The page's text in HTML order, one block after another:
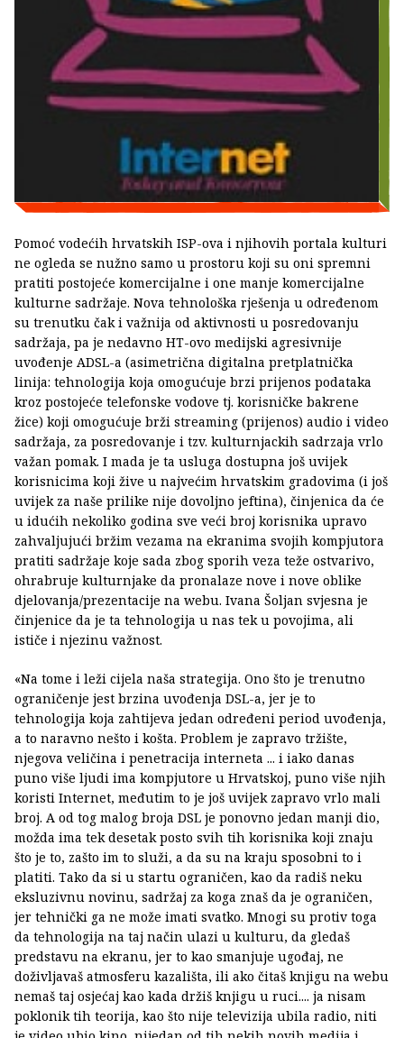
Pomoć vodećih hrvatskih ISP-ova i njihovih portala kulturi
ne ogleda se nužno samo u prostoru koji su oni spremni
pratiti postojeće komercijalne i one manje komercijalne
kulturne sadržaje. Nova tehnološka rješenja u određenom
su trenutku čak i važnija od aktivnosti u posredovanju
sadržaja, pa je nedavno HT-ovo medijski agresivnije
uvođenje ADSL-a (asimetrična digitalna pretplatnička
linija: tehnologija koja omogućuje brzi prijenos podataka
kroz postojeće telefonske vodove tj. korisničke bakrene
žice) koji omogućuje brži streaming (prijenos) audio i video
sadržaja, za posredovanje i tzv. kulturnjackih sadrzaja vrlo
važan pomak. I mada je ta usluga dostupna još uvijek
korisnicima koji žive u najvećim hrvatskim gradovima (i još
uvijek za naše prilike nije dovoljno jeftina), činjenica da će
u idućih nekoliko godina sve veći broj korisnika upravo
zahvaljujući bržim vezama na ekranima svojih kompjutora
pratiti sadržaje koje sada zbog sporih veza teže ostvarivo,
ohrabruje kulturnjake da pronalaze nove i nove oblike
djelovanja/prezentacije na webu. Ivana Šoljan svjesna je
činjenice da je ta tehnologija u nas tek u povojima, ali
ističe i njezinu važnost.
«Na tome i leži cijela naša strategija. Ono što je trenutno
ograničenje jest brzina uvođenja DSL-a, jer je to
tehnologija koja zahtijeva jedan određeni period uvođenja,
a to naravno nešto i košta. Problem je zapravo tržište,
njegova veličina i penetracija interneta ... i iako danas
puno više ljudi ima kompjutore u Hrvatskoj, puno više njih
koristi Internet, međutim to je još uvijek zapravo vrlo mali
broj. A od tog malog broja DSL je ponovno jedan manji dio,
možda ima tek desetak posto svih tih korisnika koji znaju
što je to, zašto im to služi, a da su na kraju sposobni to i
platiti. Tako da si u startu ograničen, kao da radiš neku
eksluzivnu novinu, sadržaj za koga znaš da je ograničen,
jer tehnički ga ne može imati svatko. Mnogi su protiv toga
da tehnologija na taj način ulazi u kulturu, da gledaš
predstavu na ekranu, jer to kao smanjuje ugođaj, ne
doživljavaš atmosferu kazališta, ili ako čitaš knjigu na webu
nemaš taj osjećaj kao kada držiš knjigu u ruci.... ja nisam
poklonik tih teorija, kao što nije televizija ubila radio, niti